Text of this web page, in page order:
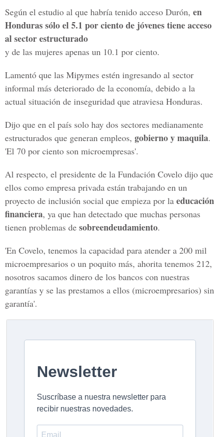
Según el estudio al que habría tenido acceso Durón, en
Honduras sólo el 5.1 por ciento de jóvenes tiene acceso
al sector estructurado
y de las mujeres apenas un 10.1 por ciento.
Lamentó que las Mipymes estén ingresando al sector
informal más deteriorado de la economía, debido a la
actual situación de inseguridad que atraviesa Honduras.
Dijo que en el país solo hay dos sectores medianamente
estructurados que generan empleos, gobierno y maquila.
'El 70 por ciento son microempresas'.
Al respecto, el presidente de la Fundación Covelo dijo que
ellos como empresa privada están trabajando en un
proyecto de inclusión social que empieza por la educación
financiera, ya que han detectado que muchas personas
tienen problemas de sobreendeudamiento.
'En Covelo, tenemos la capacidad para atender a 200 mil
microempresarios o un poquito más, ahorita tenemos 212,
nosotros sacamos dinero de los bancos con nuestras
garantías y se las prestamos a ellos (microempresarios) sin
garantía'.